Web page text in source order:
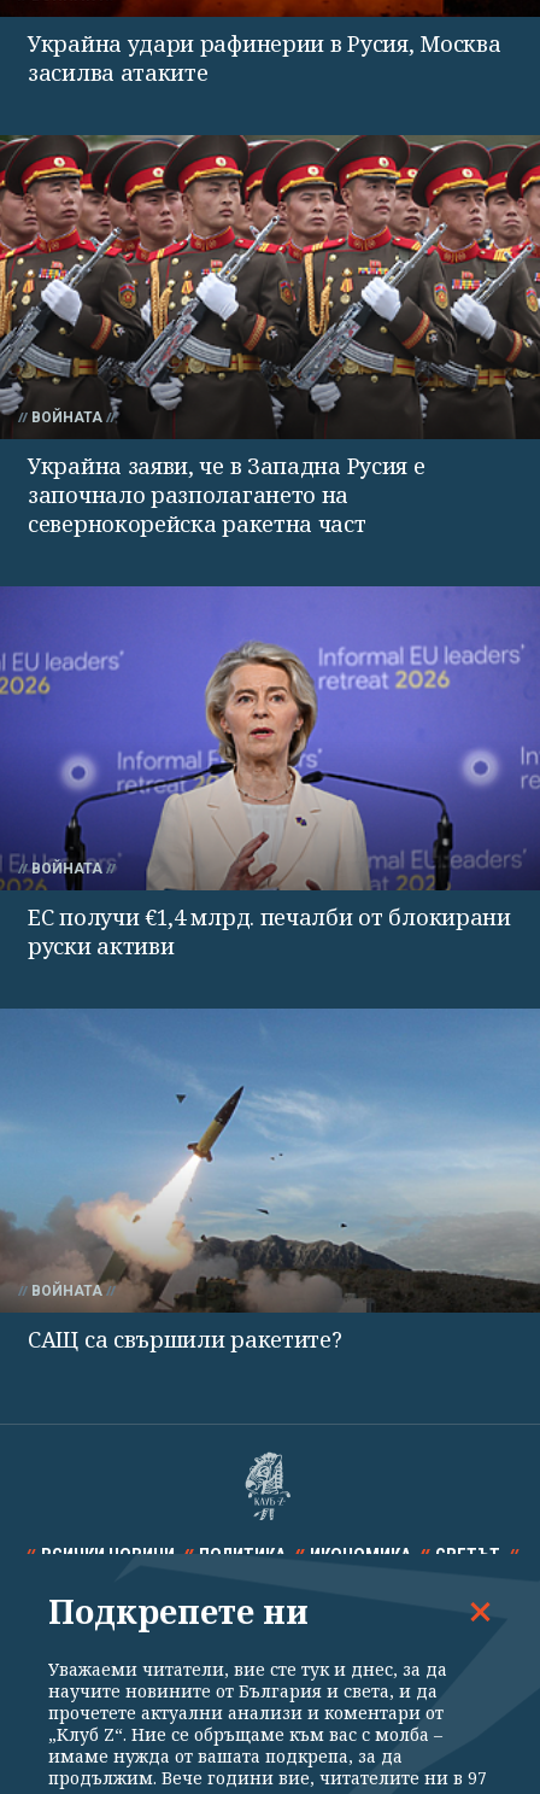
Украйна удари рафинерии в Русия, Москва
засилва атаките
ВОЙНАТА
Украйна заяви, че в Западна Русия е
започнало разполагането на
севернокорейска ракетна част
ВОЙНАТА
ЕС получи €1,4 млрд. печалби от блокирани
руски активи
ВОЙНАТА
САЩ са свършили ракетите?
ВСИЧКИ НОВИНИ ПОЛИТИКА ИКОНОМИКА СВЕТЪТ
СПОРТ КУЛТУРА ТЕХНОЛОГИИ КАЛЕЙДОСКОП
Подкрепете ни
Уважаеми читатели, вие сте тук и днес, за да
научите новините от България и света, и да
прочетете актуални анализи и коментари от
„Клуб Z“. Ние се обръщаме към вас с молба –
имаме нужда от вашата подкрепа, за да
продължим. Вече години вие, читателите ни в 97